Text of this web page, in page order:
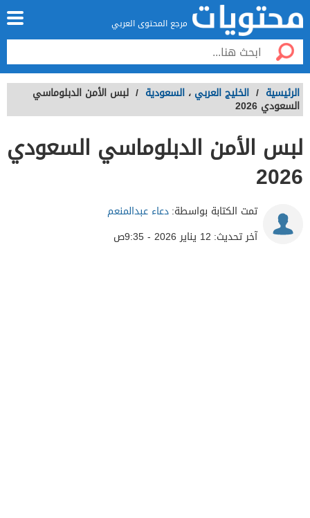
مرجع المحتوى العربي
الرئيسية / الخليج العربي ، السعودية / لبس الأمن الدبلوماسي
السعودي 2026
لبس الأمن الدبلوماسي السعودي
2026
تمت الكتابة بواسطة:دعاء عبدالمنعم
آخر تحديث: 12 يناير 2026 - 9:35ص